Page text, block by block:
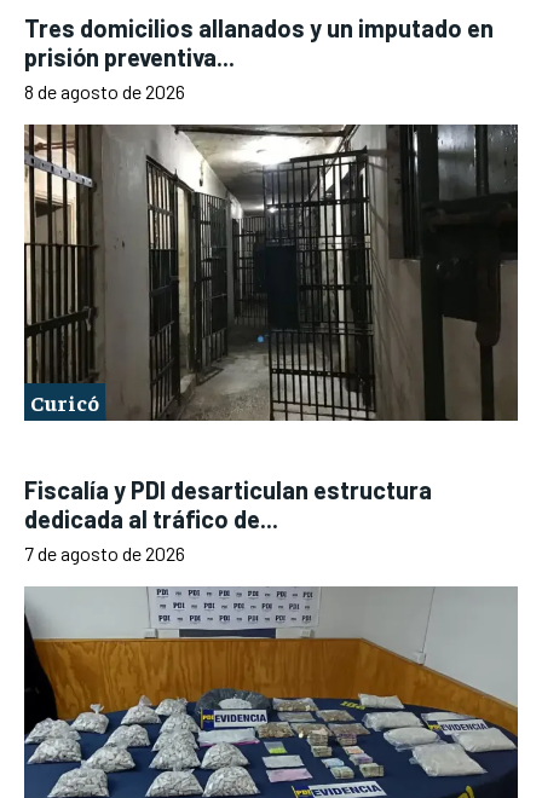
Tres domicilios allanados y un imputado en
prisión preventiva...
8 de agosto de 2026
Curicó
Fiscalía y PDI desarticulan estructura
dedicada al tráfico de...
7 de agosto de 2026